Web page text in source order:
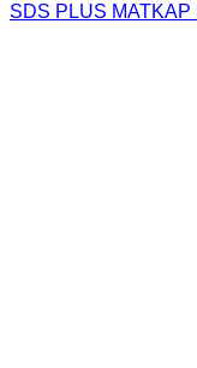
SDS PLUS MATKAP